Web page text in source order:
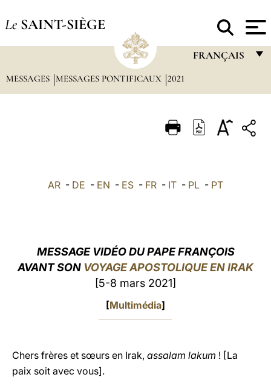
Le SAINT-SIÈGE
FRANÇAIS
ITALIANO
中文
MESSAGES MESSAGES PONTIFICAUX 2021
AR - DE - EN - ES - FR - IT - PL - PT
MESSAGE VIDÉODU PAPE FRANÇOIS
AVANT SON VOYAGE APOSTOLIQUE EN IRAK
[5-8 mars 2021]
[Multimédia]
Chers frères et sœurs en Irak, assalam lakum ! [La
paix soit avec vous].